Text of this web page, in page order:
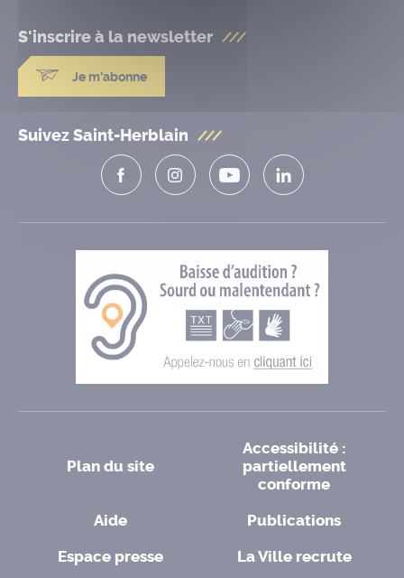
S'inscrire à la newsletter
Je m'abonne
Suivez Saint-Herblain
Plan du site
Accessibilité :
partiellement
conforme
Aide
Publications
Espace presse
La Ville recrute